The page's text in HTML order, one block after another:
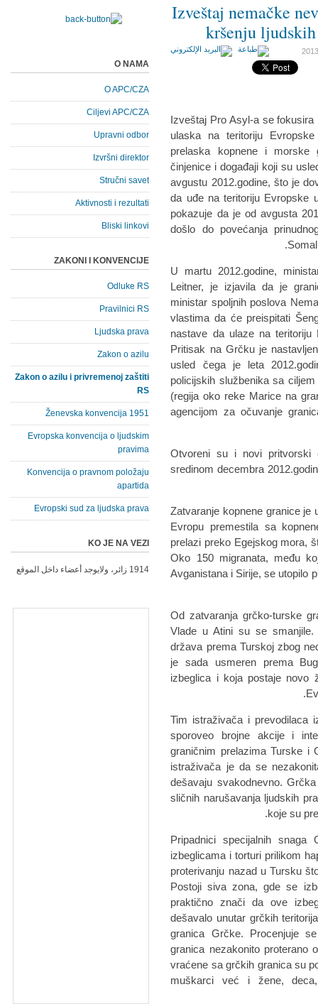
Izveštaj nemačke
kršenju
Izveštaj Pro Asyl-a se
ulaska na teritoriju
prelaska kopnene i morske
činjenice i događaji koji su
avgustu 2012.godine, što je
da uđe na teritoriju Evropske
pokazuje da je od avgusta
došlo do povećanja
U martu 2012.godine,
Leitner, je izjavila da je
ministar spoljnih poslova
vlastima da će preispitati
nastave da ulaze na teritoriju
Pritisak na Grčku je
usled čega je leta
policijskih službenika sa
(regija oko reke Marice na
agencijom za očuvanje
Otvoreni su i novi
sredinom decembra
Zatvaranje kopnene granice je
Evropu premestila sa
prelazi preko Egejskog mora,
Oko 150 migranata, među
Avganistana i Sirije, se utopilo
Od zatvaranja grčko-turske
Vlade u Atini su se
država prema Turskoj zbog
je sada usmeren prema
izbeglica i koja postaje novo
Tim istraživača i prevodilaca
sporoveo brojne akcije i
graničnim prelazima Turske i
istraživača je da se
dešavaju svakodnevno.
sličnih narušavanja ljudskih
koje su
Pripadnici specijalnih
izbeglicama i torturi prilikom
proterivanju nazad u Tursku
Postoji siva zona, gde se
praktično znači da ove
dešavalo unutar grčkih
granica Grčke. Procenjuje
granica nezakonito proterano
vraćene sa grčkih granica su
muškarci već i žene,
O NAMA
O APC/CZA
Ciljevi APC/CZA
Upravni odbor
Izvršni direktor
Stručni savet
Aktivnosti i rezultati
Bliski linkovi
ZAKONI I KONVENCIJE
Odluke RS
Pravilnici RS
Ljudska prava
Zakon o azilu
Zakon o azilu i privremenoj zaštiti
RS
Ženevska konvencija 1951
Evropska konvencija o ljudskim
pravima
Konvencija o pravnom položaju
apartida
Evropski sud za ljudska prava
KO JE NA VEZI
1914 زائر، ولايوجد أعضاء داخل الموقع